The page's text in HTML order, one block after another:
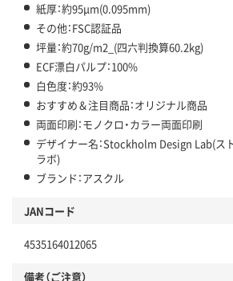
紙厚：約95μm(0.095mm)
その他：FSC認証品
坪量：約70g/m2_(四六判換算60.2kg)
ECF漂白パルプ：100%
白色度：約93%
おすすめ＆注目商品：オリジナル商品
両面印刷：モノクロ・カラー両面印刷
デザイナー名：Stockholm Design Lab(ス
ラボ)
ブランド：アスクル
JANコード
4535164012065
備考（ご注意）